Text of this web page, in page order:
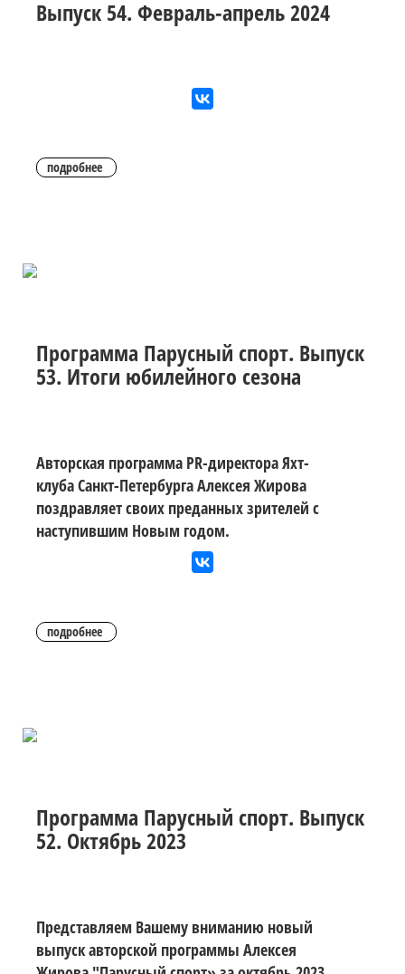
Выпуск 54. Февраль-апрель 2024
подробнее
Программа Парусный спорт. Выпуск
53. Итоги юбилейного сезона
Авторская программа PR-директора Яхт-
клуба Санкт-Петербурга Алексея Жирова
поздравляет своих преданных зрителей с
наступившим Новым годом.
подробнее
Программа Парусный спорт. Выпуск
52. Октябрь 2023
Представляем Вашему вниманию новый
выпуск авторской программы Алексея